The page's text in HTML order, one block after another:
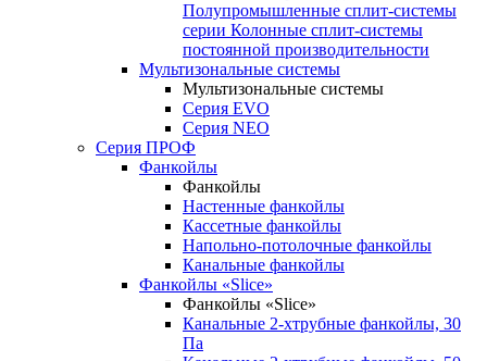
Полупромышленные сплит-системы
серии Колонные сплит-системы
постоянной производительности
Мультизональные системы
Мультизональные системы
Серия EVO
Серия NEO
Серия ПРОФ
Фанкойлы
Фанкойлы
Настенные фанкойлы
Кассетные фанкойлы
Напольно-потолочные фанкойлы
Канальные фанкойлы
Фанкойлы «Slice»
Фанкойлы «Slice»
Канальные 2-хтрубные фанкойлы, 30
Па